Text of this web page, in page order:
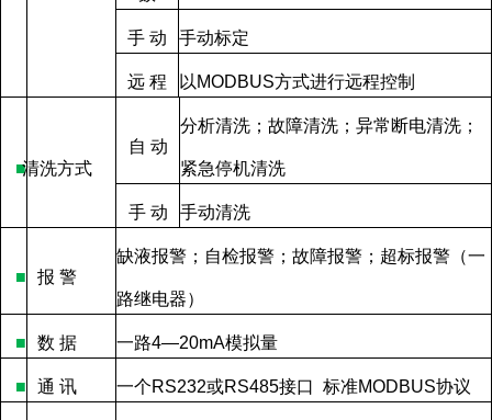
手 动 手动标定
远 程 以 MODBUS方式进行远程控制
■清洗方式
自 动
分析清洗；故障清洗；异常断电清洗；
紧急停机清洗
手 动 手动清洗
■ 报 警
缺液报警；自检报警；故障报警；超标报警（一
路继电器）
■ 数 据 一路4—20mA模拟量
■ 通 讯 一个RS232或RS485接口 标准MODBUS协议